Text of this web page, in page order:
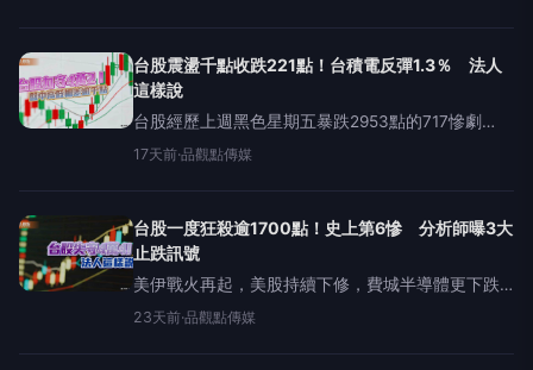
新回到4萬3千點之上。展望後市，法人圈依舊認為
A
台股震盪千點收跌221點！台積電反彈1.3％ 法人
這樣說
台股經歷上週黑色星期五暴跌2953點的717慘劇
後，今天早盤一度反彈超過4百點，不過，賣壓很快
1967點，高低來回相差超過千點。但買盤也很快進
場承接
17天前·品觀點傳媒
台股一度狂殺逾1700點！史上第6慘 分析師曝3大
止跌訊號
美伊戰火再起，美股持續下修，費城半導體更下跌
4.7％，台積電ADR下跌2.8％，使得台股多頭氣
單日盤中第6大跌點，跌落至4萬3654點，失守4萬
23天前·品觀點傳媒